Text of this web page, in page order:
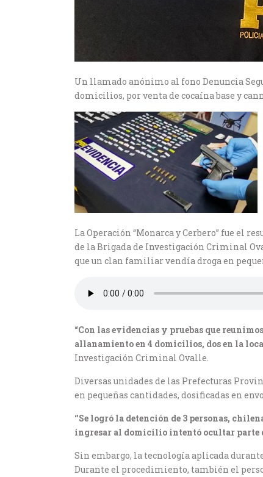
Un llamado anónimo al fono Denuncia
domicilios, por venta de cocaína base y
La Operación “Monarca y Cerbero” fue el
de la Brigada de Investigación Criminal
que un clan familiar vendía droga en
“Con las evidencias y pruebas que
allanamiento en 4 domicilios, dos en la
Investigación Criminal Ovalle.
Diversas unidades de las Prefecturas
en pequeñas cantidades, dosificadas en
‘’Se logró la detención de 3 personas,
ingresar al domicilio intentó ocultar parte
Sin embargo, la tecnología aplicada
Durante el procedimiento, también el